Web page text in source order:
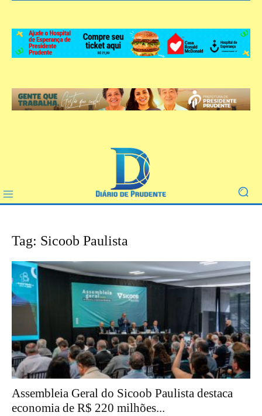
Tag: Sicoob Paulista
Assembleia Geral do Sicoob Paulista destaca
economia de R$ 220 milhões...